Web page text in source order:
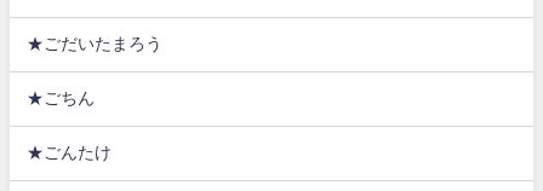
★ごだいたまろう
★ごちん
★ごんたけ